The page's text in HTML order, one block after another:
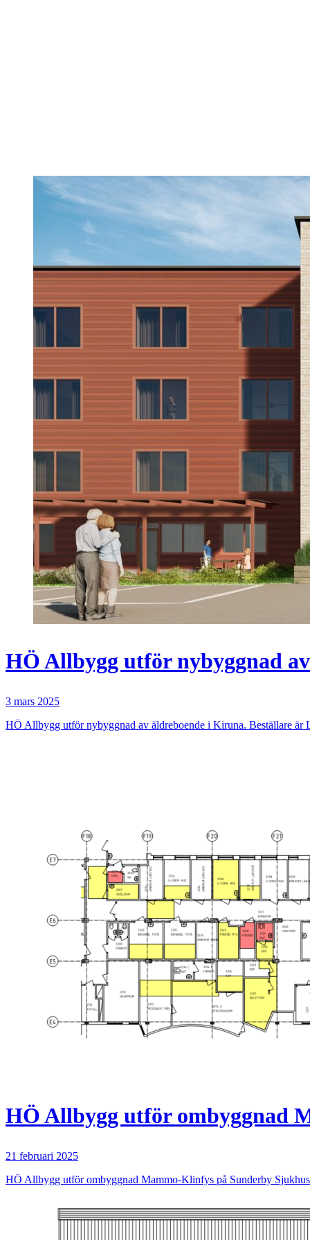
HÖ Allbygg utför nybyggnad
3 mars 2025
HÖ Allbygg utför nybyggnad av äldreboende i Kiruna. Beställare är
HÖ Allbygg utför ombyggnad
21 februari 2025
HÖ Allbygg utför ombyggnad Mammo-Klinfys på Sunderby